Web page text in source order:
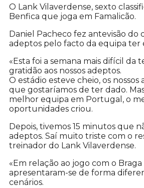
O Lank Vilaverdense, sexto
Benfica que joga em Famalicão.
Daniel Pacheco fez antevisão do
adeptos pelo facto da equipa ter
«Esta foi a semana mais difícil
gratidão aos nossos adeptos.
O estádio esteve cheio, os
que gostaríamos de ter dado.
melhor equipa em Portugal, o
oportunidades criou.
Depois, tivemos 15 minutos que
adeptos. Saí muito triste com o
treinador do Lank Vilaverdense.
«Em relação ao jogo com o
apresentaram-se de forma
cenários.